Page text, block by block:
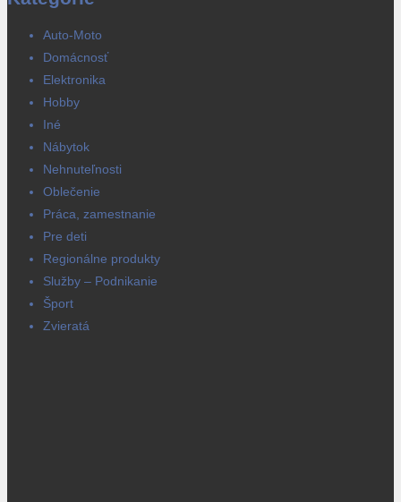
Auto-Moto
Domácnosť
Elektronika
Hobby
Iné
Nábytok
Nehnuteľnosti
Oblečenie
Práca, zamestnanie
Pre deti
Regionálne produkty
Služby – Podnikanie
Šport
Zvieratá